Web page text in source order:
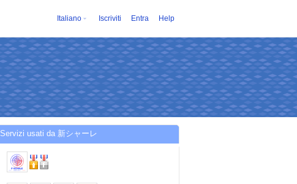
Italiano Iscriviti Entra Help
Servizi usati da 新シャーレ